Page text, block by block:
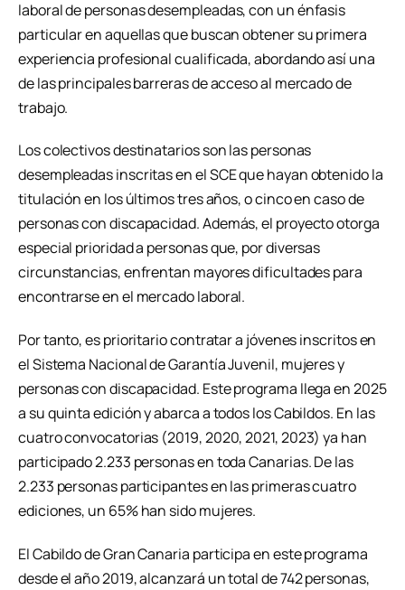
laboral de personas desempleadas, con un énfasis
particular en aquellas que buscan obtener su primera
experiencia profesional cualificada, abordando así una
de las principales barreras de acceso al mercado de
trabajo.
Los colectivos destinatarios son las personas
desempleadas inscritas en el SCE que hayan obtenido la
titulación en los últimos tres años, o cinco en caso de
personas con discapacidad. Además, el proyecto otorga
especial prioridad a personas que, por diversas
circunstancias, enfrentan mayores dificultades para
encontrarse en el mercado laboral.
Por tanto, es prioritario contratar a jóvenes inscritos en
el Sistema Nacional de Garantía Juvenil, mujeres y
personas con discapacidad. Este programa llega en 2025
a su quinta edición y abarca a todos los Cabildos. En las
cuatro convocatorias (2019, 2020, 2021, 2023) ya han
participado 2.233 personas en toda Canarias. De las
2.233 personas participantes en las primeras cuatro
ediciones, un 65% han sido mujeres.
El Cabildo de Gran Canaria participa en este programa
desde el año 2019, alcanzará un total de 742 personas,